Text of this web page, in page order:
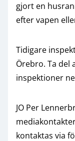
gjort en
efter vapen
Tidigare
Örebro. Ta del
inspektioner
JO Per
kontaktas via